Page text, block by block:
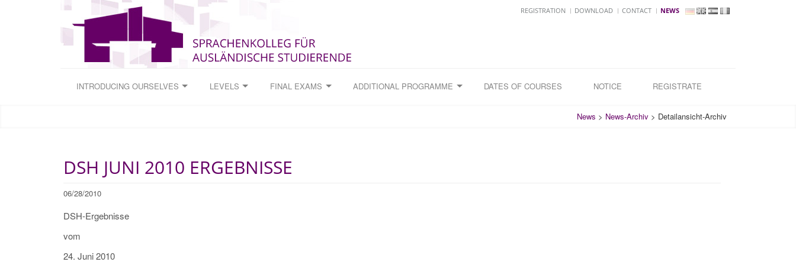
REGISTRATION DOWNLOAD CONTACT NEWS
INTRODUCING OURSELVES LEVELS FINAL EXAMS ADDITIONAL PROGRAMME DATES OF COURSES NOTICE REGISTRATE
News > News-Archiv > Detailansicht-Archiv
DSH JUNI 2010 ERGEBNISSE
06/28/2010
DSH-Ergebnisse
vom
24. Juni 2010